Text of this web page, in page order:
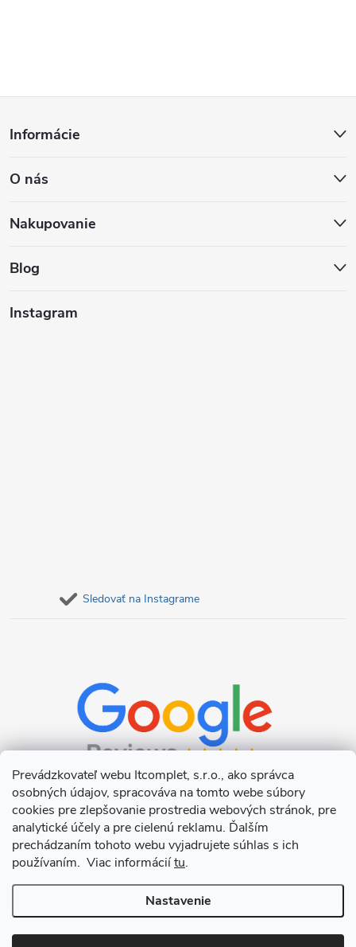
Prevádzkovateľ webu Itcomplet, s.r.o., ako správca
osobných údajov, spracováva na tomto webe súbory
cookies pre zlepšovanie prostredia webových stránok, pre
analytické účely a pre cielenú reklamu. Ďalším
prechádzaním tohoto webu vyjadrujete súhlas s ich
používaním. Viac informáciítu.
Nastavenie
p
ä
Informácie
O nás
Nakupovanie
Blog
Instagram
Sledovať na Instagrame
Copyright 2026Itcomplet s.r.o.. Všetky práva vyhradené.Upraviť
nastavenie cookies